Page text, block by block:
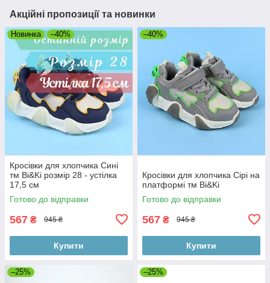
Акційні пропозиції та новинки
Новинка –40%
Кросівки для хлопчика Сині
тм Bi&Ki розмір 28 - устілка
17,5 см
Готово до відправки
567 ₴ 945 ₴
Купити
–40%
Кросівки для хлопчика Сірі на
платформі тм Bi&Ki
Готово до відправки
567 ₴ 945 ₴
Купити
–25% –25%